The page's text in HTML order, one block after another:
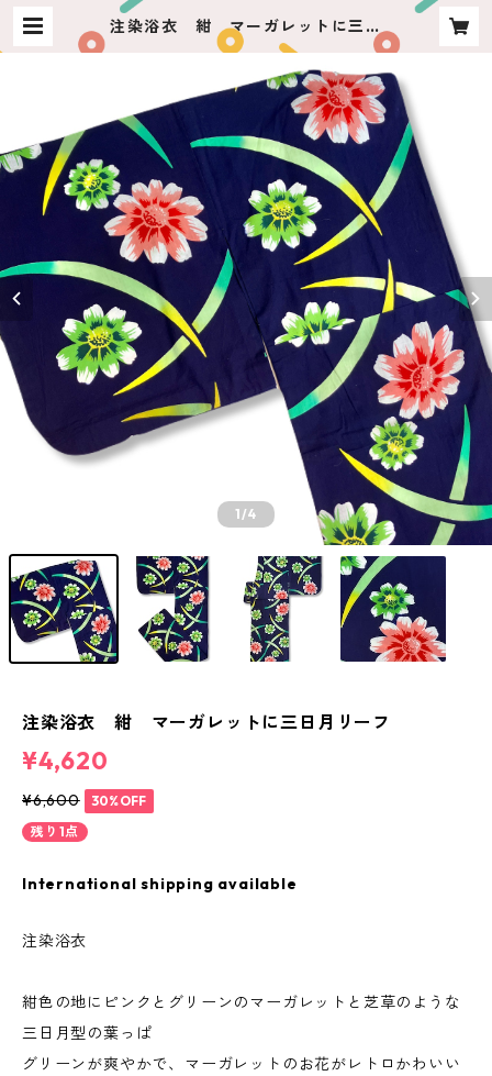
注染浴衣 紺 マーガレットに三日
月リーフ | usagiya ashikaga
1/4
注染浴衣 紺 マーガレットに三日月リーフ
¥4,620
¥6,600
30%OFF
残り1点
International shipping available
注染浴衣
紺色の地にピンクとグリーンのマーガレットと芝草のような
三日月型の葉っぱ
グリーンが爽やかで、マーガレットのお花がレトロかわいい